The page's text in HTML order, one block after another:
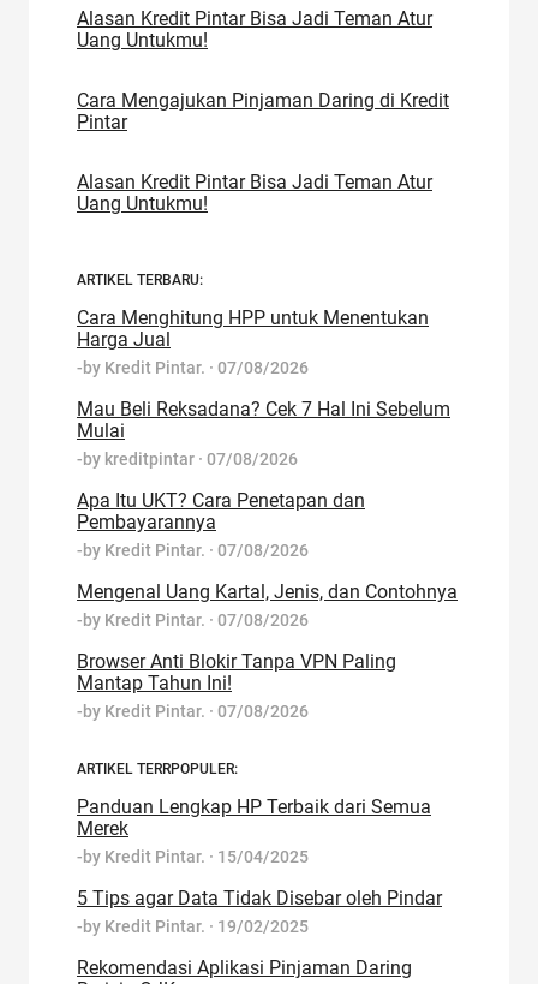
Alasan Kredit Pintar Bisa Jadi Teman Atur
Uang Untukmu!
Cara Mengajukan Pinjaman Daring di Kredit
Pintar
Alasan Kredit Pintar Bisa Jadi Teman Atur
Uang Untukmu!
ARTIKEL TERBARU:
Cara Menghitung HPP untuk Menentukan
Harga Jual
-by Kredit Pintar. · 07/08/2026
Mau Beli Reksadana? Cek 7 Hal Ini Sebelum
Mulai
-by kreditpintar · 07/08/2026
Apa Itu UKT? Cara Penetapan dan
Pembayarannya
-by Kredit Pintar. · 07/08/2026
Mengenal Uang Kartal, Jenis, dan Contohnya
-by Kredit Pintar. · 07/08/2026
Browser Anti Blokir Tanpa VPN Paling
Mantap Tahun Ini!
-by Kredit Pintar. · 07/08/2026
ARTIKEL TERRPOPULER:
Panduan Lengkap HP Terbaik dari Semua
Merek
-by Kredit Pintar. · 15/04/2025
5 Tips agar Data Tidak Disebar oleh Pindar
-by Kredit Pintar. · 19/02/2025
Rekomendasi Aplikasi Pinjaman Daring